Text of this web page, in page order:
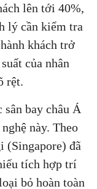
lên tới 40%,
lý cần kiểm tra
khách trở
của nhân
rệt.
bay châu Á
này. Theo
(Singapore) đã
tích hợp trí
bỏ hoàn toàn